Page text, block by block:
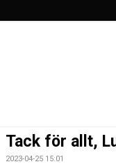
BILJETTER
Tack för allt,
2023-04-25 15:01